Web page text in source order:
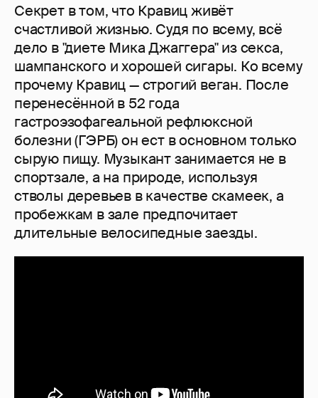
Секрет в том, что Кравиц живёт
счастливой жизнью. Судя по всему, всё
дело в "диете Мика Джаггера" из секса,
шампанского и хорошей сигары. Ко всему
прочему Кравиц — строгий веган. После
перенесённой в 52 года
гастроэзофагеальной рефлюксной
болезни (ГЭРБ) он ест в основном только
сырую пищу. Музыкант занимается не в
спортзале, а на природе, используя
стволы деревьев в качестве скамеек, а
пробежкам в зале предпочитает
длительные велосипедные заезды.